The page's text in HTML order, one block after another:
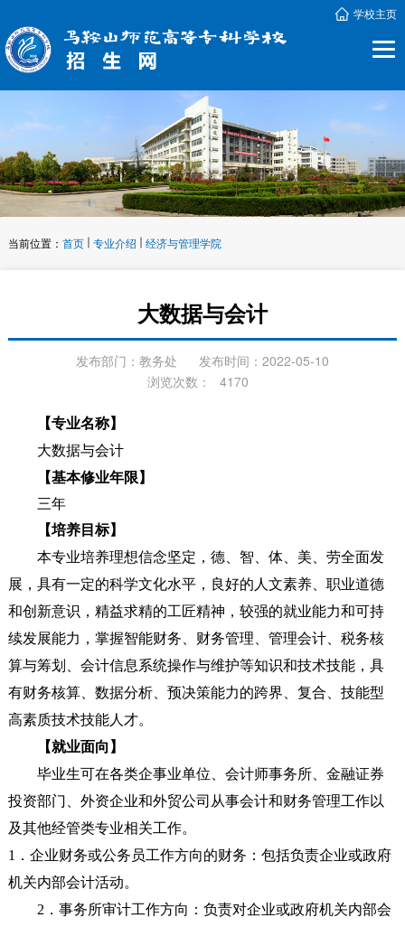
学校主页
当前位置： 首页 专业介绍 经济与管理学院
大数据与会计
发布部门：教务处
发布时间：2022-05-10
浏览次数：
4170
【专业名称】
大数据与会计
【基本修业年限】
三年
【培养目标】
本专业培养理想信念坚定，德、智、体、美、劳全面发
展，具有一定的科学文化水平，良好的人文素养、职业道德
和创新意识，精益求精的工匠精神，较强的就业能力和可持
续发展能力，掌握智能财务、财务管理、管理会计、税务核
算与筹划、会计信息系统操作与维护等知识和技术技能，具
有财务核算、数据分析、预决策能力的跨界、复合、技能型
高素质技术技能人才。
【就业面向】
毕业生可在各类企事业单位、会计师事务所、金融证券
投资部门、外资企业和外贸公司从事会计和财务管理工作以
及其他经管类专业相关工作。
1 ．企业财务或公务员工作方向的财务：包括负责企业或政府
机关内部会计活动。
2 ．事务所审计工作方向：负责对企业或政府机关内部会